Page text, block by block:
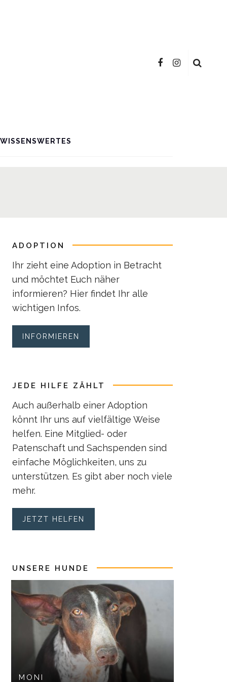
WISSENSWERTES
ADOPTION
Ihr zieht eine Adoption in Betracht
und möchtet Euch näher
informieren? Hier findet Ihr alle
wichtigen Infos.
INFORMIEREN
JEDE HILFE ZÄHLT
Auch außerhalb einer Adoption
könnt Ihr uns auf vielfältige Weise
helfen. Eine Mitglied- oder
Patenschaft und Sachspenden sind
einfache Möglichkeiten, uns zu
unterstützen. Es gibt aber noch viele
mehr.
JETZT HELFEN
UNSERE HUNDE
MONI